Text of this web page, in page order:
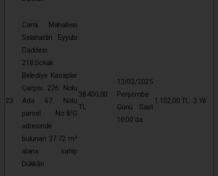
23
Cami Mahallesi
Selahattin Eyyubi
Caddesi
218.Sokak
Belediye Kasaplar
Çarşısı 226 Nolu
Ada 67 Nolu
parsel No:8/G
adresinde
bulunan 37.72 m²
alana sahip
Dükkân
38.400,00
TL
13/02/2025
Perşembe
Günü Saat
10:00’da
1.152,00 TL 3 Yıl